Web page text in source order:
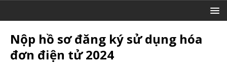
Nộp hồ sơ đăng ký sử dụng hóa
đơn điện tử 2024